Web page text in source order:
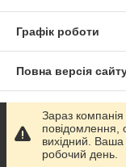
Графік роботи
Повна версія
Сайт створено на
Політика
Зараз
повідомлення,
вихідний.
робочий день.